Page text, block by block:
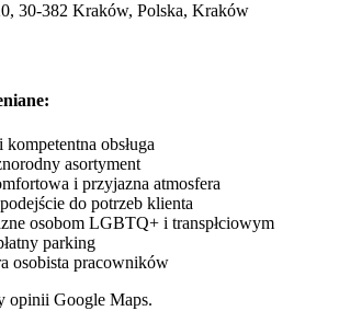
30-382 Kraków, Polska, Kraków
obsługa
asortyment
i przyjazna atmosfera
do potrzeb klienta
osobom LGBTQ+ i transpłciowym
parking
osobista pracowników
opinii Google Maps.